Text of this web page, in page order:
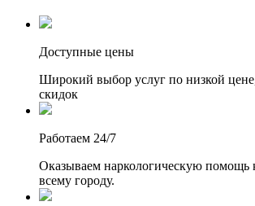
Доступные цены
Широкий выбор услуг по низкой
скидок
Работаем 24/7
Оказываем наркологическую помощь
всему городу.